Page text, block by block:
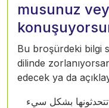
musunuz
Bu broşürdeki bilgi
dilinde
edecek ya da
تتحدثونها بشكل سيء